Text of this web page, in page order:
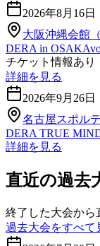
2026年8月16日
大阪沖縄会館
DERA in
チケット情報あり
詳細を見る
2026年9月26日
名古屋スポル
DERA TRUE
詳細を見る
直近の過去
終了した大会から
過去大会をすべて